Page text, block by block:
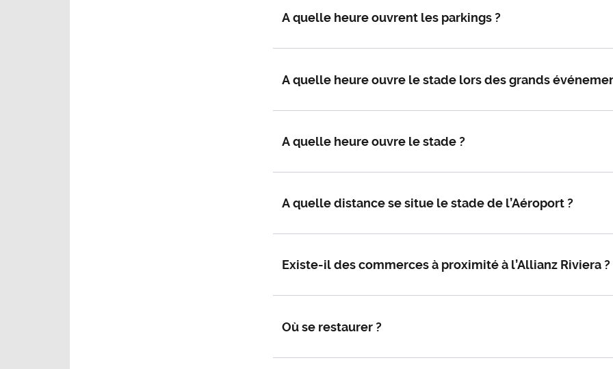
A quelle heure ouvrent les parkings ?
A quelle heure ouvre le stade lors des grands
A quelle heure ouvre le stade ?
A quelle distance se situe le stade de l’Aéroport ?
Existe-il des commerces à proximité à l’Allianz Riviera ?
Où se restaurer ?